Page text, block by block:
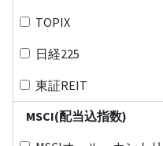
TOPIX
日経225
東証REIT
MSCI(配当込指数)